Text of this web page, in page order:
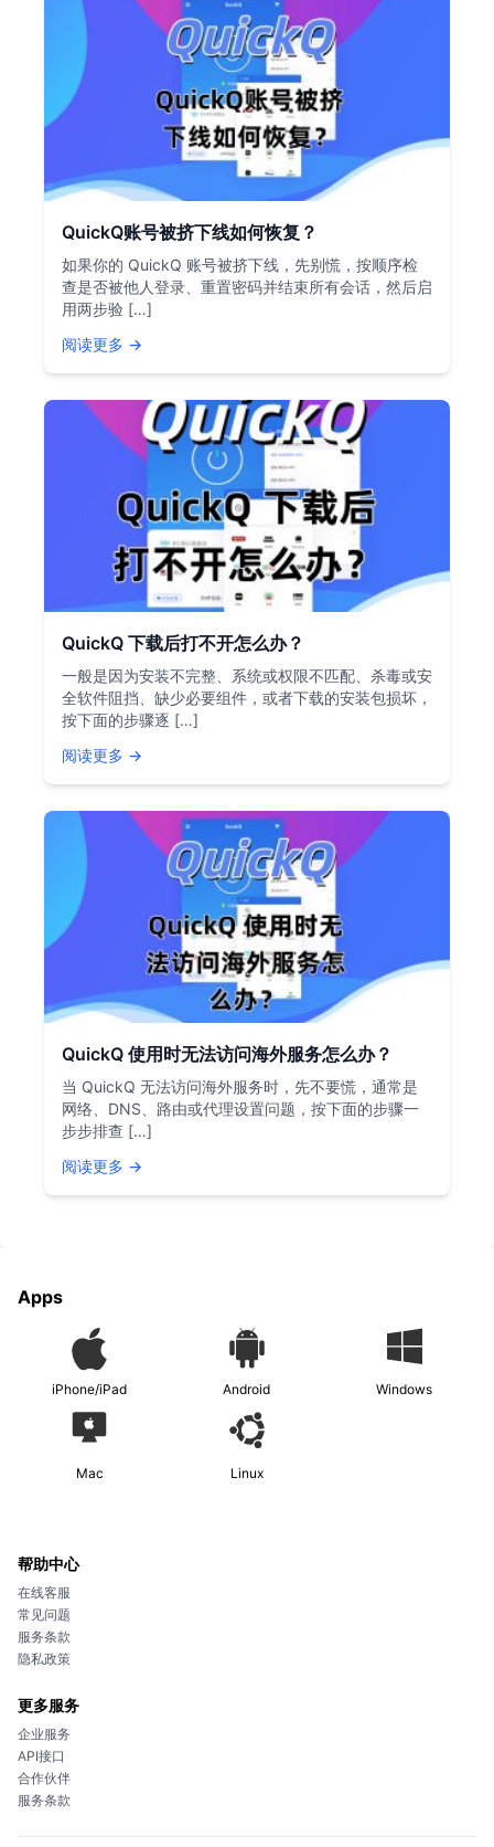
QuickQ账号被挤下线如何恢复？
如果你的 QuickQ 账号被挤下线，先别慌，按顺序检
查是否被他人登录、重置密码并结束所有会话，然后启
用两步验 […]
阅读更多 →
QuickQ 下载后打不开怎么办？
一般是因为安装不完整、系统或权限不匹配、杀毒或安
全软件阻挡、缺少必要组件，或者下载的安装包损坏，
按下面的步骤逐 […]
阅读更多 →
QuickQ 使用时无法访问海外服务怎么办？
当 QuickQ 无法访问海外服务时，先不要慌，通常是
网络、DNS、路由或代理设置问题，按下面的步骤一
步步排查 […]
阅读更多 →
Apps
iPhone/iPad Android Windows
Mac Linux
帮助中心
在线客服
常见问题
服务条款
隐私政策
更多服务
企业服务
API接口
合作伙伴
服务条款